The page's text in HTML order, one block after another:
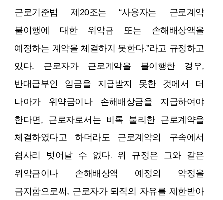
근로기준법 제20조는 “사용자는 근로계약
불이행에 대한 위약금 또는 손해배상액을
예정하는 계약을 체결하지 못한다.”라고 규정하고
있다. 근로자가 근로계약을 불이행한 경우,
반대급부인 임금을 지급받지 못한 것에서 더
나아가 위약금이나 손해배상금을 지급하여야
한다면, 근로자로서는 비록 불리한 근로계약을
체결하였다고 하더라도 근로계약의 구속에서
쉽사리 벗어날 수 없다. 위 규정은 그와 같은
위약금이나 손해배상액 예정의 약정을
금지함으로써, 근로자가 퇴직의 자유를 제한받아